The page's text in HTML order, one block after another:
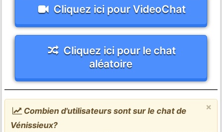
Cliquez ici pour VideoChat
Cliquez ici pour le chat
aléatoire
×
Combien d'utilisateurs sont sur le chat de
Vénissieux?